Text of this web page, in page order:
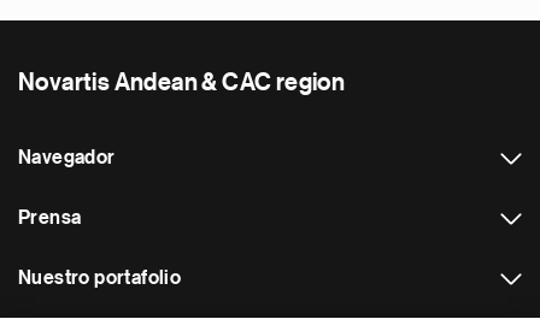
Novartis Andean & CAC region
Navegador
Prensa
Nuestro portafolio